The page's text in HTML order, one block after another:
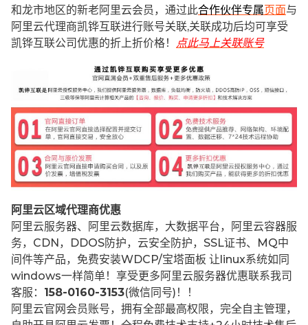
和龙市地区的新老阿里云会员，通过此合作伙伴专属页面与
阿里云代理商凯铧互联进行账号关联,关联成功后均可享受
凯铧互联公司优惠的折上折价格！
点此马上关联账号
阿里云区域代理商优惠
阿里云服务器、阿里云数据库，大数据平台，阿里云容器服
务，CDN，DDOS防护，云安全防护，SSL证书、MQ中
间件等产品，免费安装WDCP/宝塔面板 让 linux系统如同
windows一样简单！享受更多阿里云服务器优惠联系我司
客服： 158-0160-3153(微信同号)！！
阿里云官网会员账号，拥有全部最高权限，完全自主管理，